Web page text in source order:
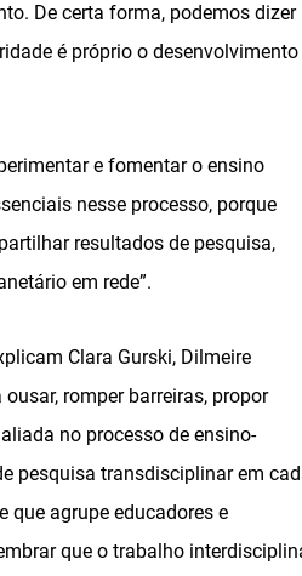
De certa forma, podemos dizer
é próprio o desenvolvimento
e fomentar o ensino
nesse processo, porque
resultados de pesquisa,
em rede”.
Clara Gurski, Dilmeire
romper barreiras, propor
no processo de ensino-
pesquisa transdisciplinar em
que agrupe educadores e
que o trabalho